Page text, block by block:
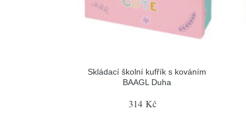
Skládací školní kufřík s kováním
BAAGL Duha
314 Kč